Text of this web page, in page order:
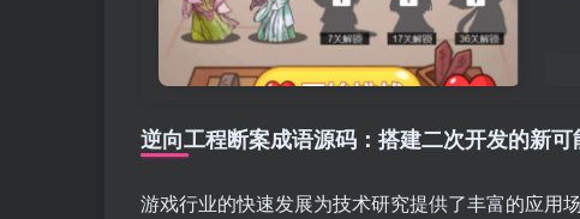
逆向工程断案成语源码：搭建二次开发的新可
游戏行业的快速发展为技术研究提供了丰富的应用